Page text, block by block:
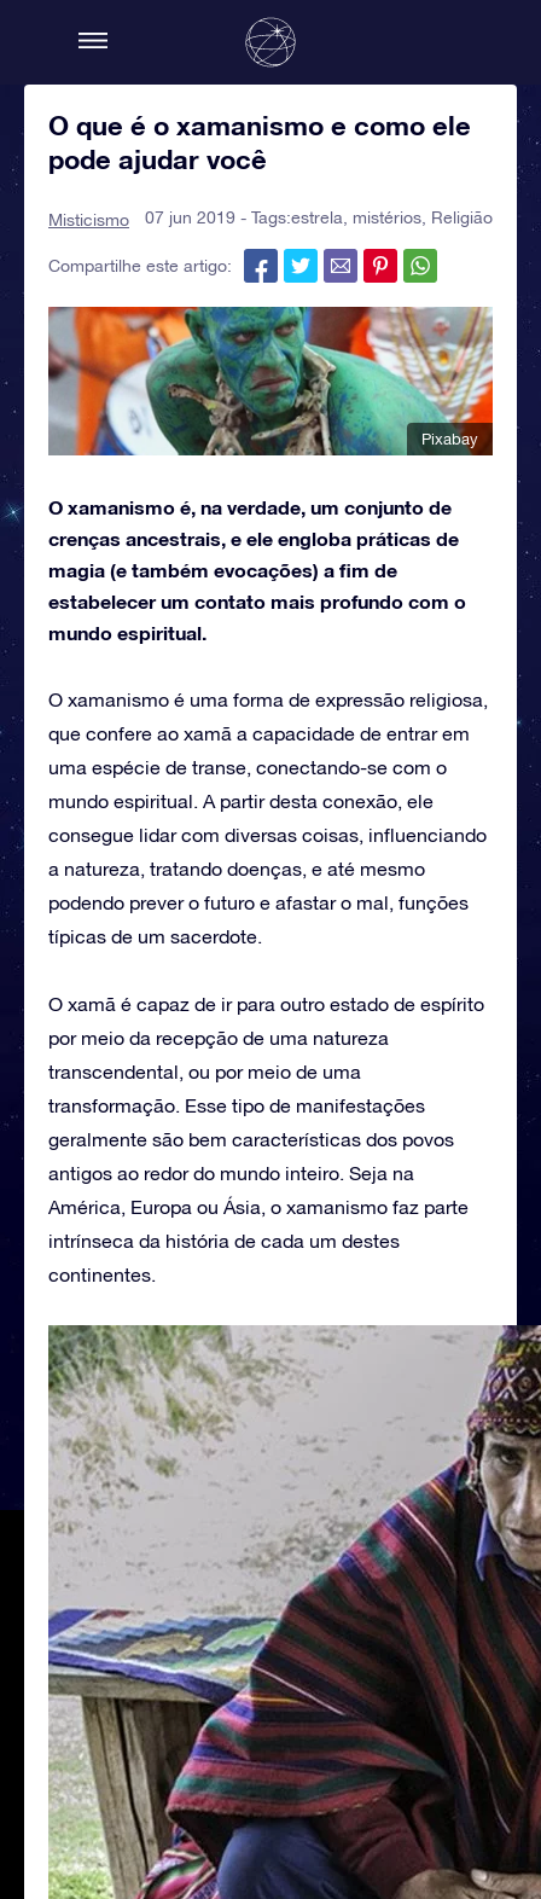
O que é o xamanismo e como ele
pode ajudar você
Misticismo 07 jun 2019 - Tags:estrela mistérios Religião
Compartilhe este artigo:
Pixabay
O xamanismo é, na verdade, um conjunto de
crenças ancestrais, e ele engloba práticas de
magia (e também evocações) a fim de
estabelecer um contato mais profundo com o
mundo espiritual.
O xamanismo é uma forma de expressão religiosa,
que confere ao xamã a capacidade de entrar em
uma espécie de transe, conectando-se com o
mundo espiritual. A partir desta conexão, ele
consegue lidar com diversas coisas, influenciando
a natureza, tratando doenças, e até mesmo
podendo prever o futuro e afastar o mal, funções
típicas de um sacerdote.
O xamã é capaz de ir para outro estado de espírito
por meio da recepção de uma natureza
transcendental, ou por meio de uma
transformação. Esse tipo de manifestações
geralmente são bem características dos povos
antigos ao redor do mundo inteiro. Seja na
América, Europa ou Ásia, o xamanismo faz parte
intrínseca da história de cada um destes
continentes.